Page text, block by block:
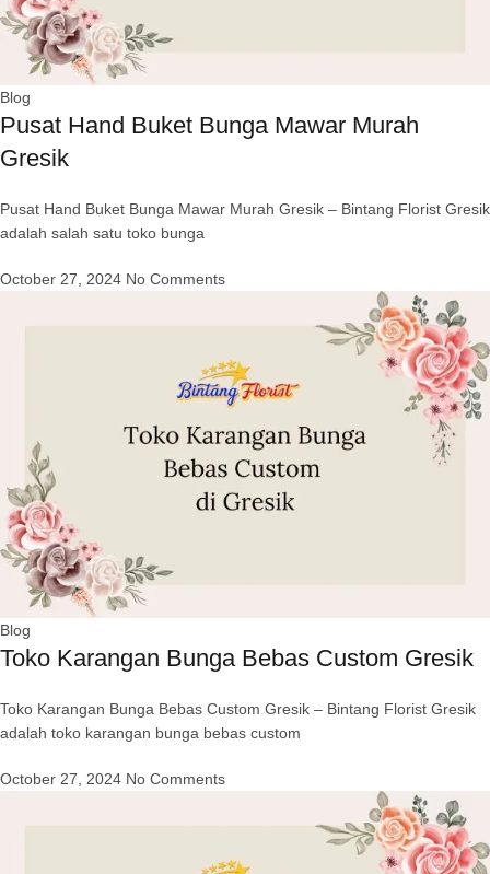
Blog
Pusat Hand Buket Bunga Mawar Murah
Gresik
Pusat Hand Buket Bunga Mawar Murah Gresik – Bintang Florist Gresik
adalah salah satu toko bunga
October 27, 2024 No Comments
Blog
Toko Karangan Bunga Bebas Custom Gresik
Toko Karangan Bunga Bebas Custom Gresik – Bintang Florist Gresik
adalah toko karangan bunga bebas custom
October 27, 2024 No Comments